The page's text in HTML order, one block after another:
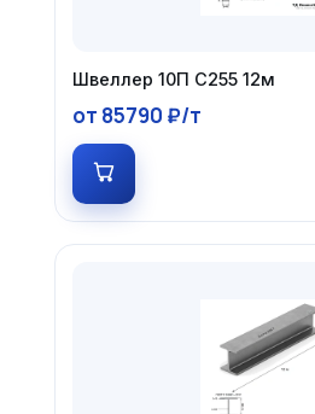
Швеллер 10П С255 12м
от 85790 ₽/т